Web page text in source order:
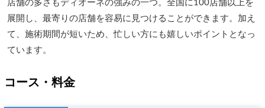
店舗の多さもディオーネの強みの一つ。全国に100店舗以上を
展開し、最寄りの店舗を容易に見つけることができます​​。加え
て、施術期間が短いため、忙しい方にも嬉しいポイントとなっ
ています​​。
コース・料金